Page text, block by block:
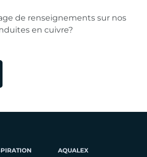
de renseignements sur nos
en cuivre?
AQUALEX